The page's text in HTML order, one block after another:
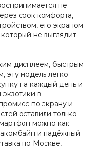
не
срок комфорта,
его экраном
не выглядит
дисплеем, быстрым
эту модель легко
на каждый день и
в
по экрану и
оставили только
можно как
и надёжный
по Москве,